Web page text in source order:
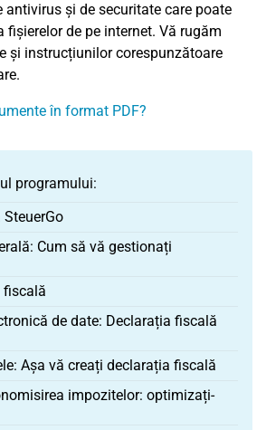
și de securitate care poate
fișierelor de pe internet. Vă rugăm
și instrucțiunilor corespunzătoare
în format PDF?
programului:
Cum să vă gestionați
fiscală
de date: Declarația fiscală
Așa vă creați declarația fiscală
impozitelor: optimizați-